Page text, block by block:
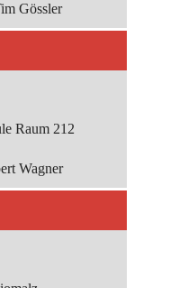
Gössler
Raum 212
Wagner